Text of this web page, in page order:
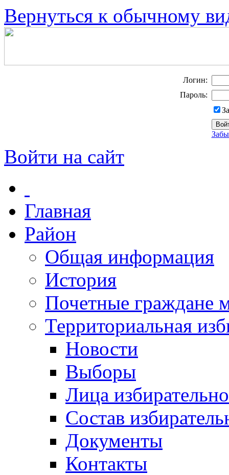
Вернуться к обычному
Логин:
Пароль:
Войти на сайт
Главная
Район
Общая информация
История
Почетные граждане
Территориальная
Новости
Выборы
Лица
Состав
Документы
Контакты